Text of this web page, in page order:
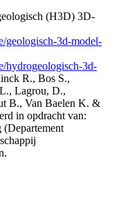
(H3D) 3D-
geologisch-3d-model-
hydrogeologisch-3d-
R., Bos S.,
Lagrou, D.,
B., Van Baelen K. &
in opdracht van:
(Departement